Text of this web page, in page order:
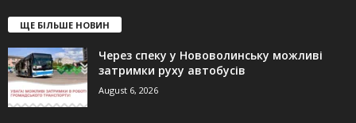
ЩЕ БІЛЬШЕ НОВИН
Через спеку у Нововолинську можливі
затримки руху автобусів
August 6, 2026